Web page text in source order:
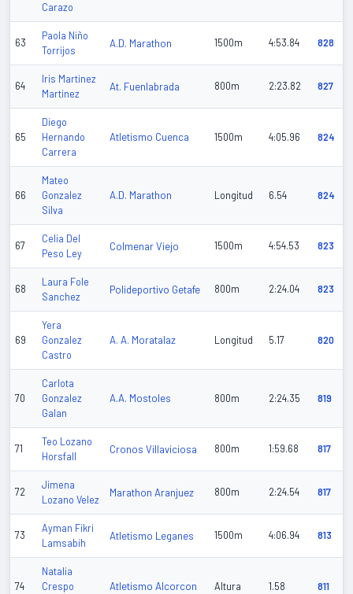
Carazo
63
Paola Niño
Torrijos
A.D. Marathon 1500m 4:53.84 828
64
Iris Martinez
Martinez
At. Fuenlabrada 800m 2:23.82 827
65
Diego
Hernando
Carrera
Atletismo Cuenca 1500m 4:05.96 824
66
Mateo
Gonzalez
Silva
A.D. Marathon Longitud 6.54 824
67
Celia Del
Peso Ley
Colmenar Viejo 1500m 4:54.53 823
68
Laura Fole
Sanchez
Polideportivo Getafe 800m 2:24.04 823
69
Yera
Gonzalez
Castro
A. A. Moratalaz Longitud 5.17 820
70
Carlota
Gonzalez
Galan
A.A. Mostoles 800m 2:24.35 819
71
Teo Lozano
Horsfall
Cronos Villaviciosa 800m 1:59.68 817
72
Jimena
Lozano Velez
Marathon Aranjuez 800m 2:24.54 817
73
Ayman Fikri
Lamsabih
Atletismo Leganes 1500m 4:06.94 813
74
Natalia
Crespo
Atletismo Alcorcon Altura 1.58 811